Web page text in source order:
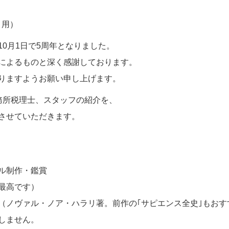
）
月1日で5周年となりました。
るものと深く感謝しております。
すようお願い申し上げます。
税理士、スタッフの紹介を、
せていただきます。
作・鑑賞
です）
ノア・ハラリ著。前作の｢サピエンス全史｣もおす
ません。